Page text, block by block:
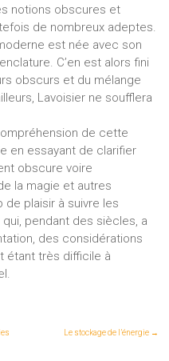
notions obscures et
de nombreux adeptes.
est née avec son
C’en est alors fini
obscurs et du mélange
Lavoisier ne soufflera
de cette
en essayant de clarifier
obscure voire
la magie et autres
plaisir à suivre les
pendant des siècles, a
des considérations
étant très difficile à
Le stockage de l’énergie →